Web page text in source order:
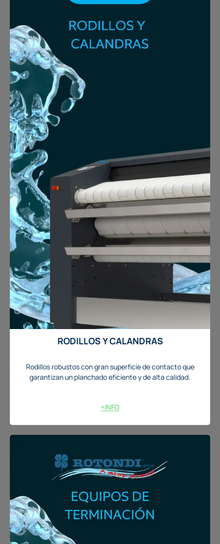
RODILLOS Y CALANDRAS
Rodillos robustos con gran superficie de contacto que
garantizan un planchado eficiente y de alta calidad.
+INFO